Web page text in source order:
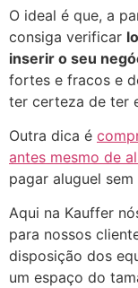
O ideal é que, a
consiga verificar
inserir o seu
fortes e fracos e
ter certeza de ter
Outra dica é
antes mesmo de
pagar aluguel
Aqui na Kauffer
para nossos
disposição dos
um espaço do